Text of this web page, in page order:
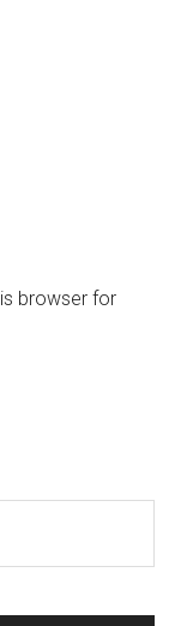
browser for